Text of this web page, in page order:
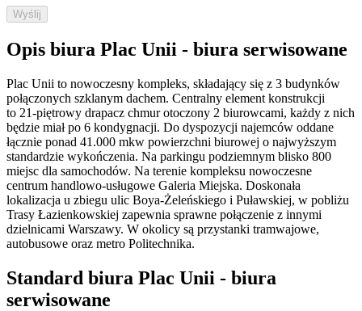
Wyślij
Opis biura Plac Unii - biura serwisowane
Plac Unii to nowoczesny kompleks, składający się z 3 budynków
połączonych szklanym dachem. Centralny element konstrukcji
to 21-piętrowy drapacz chmur otoczony 2 biurowcami, każdy z nich
będzie miał po 6 kondygnacji. Do dyspozycji najemców oddane
łącznie ponad 41.000 mkw powierzchni biurowej o najwyższym
standardzie wykończenia. Na parkingu podziemnym blisko 800
miejsc dla samochodów. Na terenie kompleksu nowoczesne
centrum handlowo-usługowe Galeria Miejska. Doskonała
lokalizacja u zbiegu ulic Boya-Żeleńskiego i Puławskiej, w pobliżu
Trasy Łazienkowskiej zapewnia sprawne połączenie z innymi
dzielnicami Warszawy. W okolicy są przystanki tramwajowe,
autobusowe oraz metro Politechnika.
Standard biura Plac Unii - biura
serwisowane